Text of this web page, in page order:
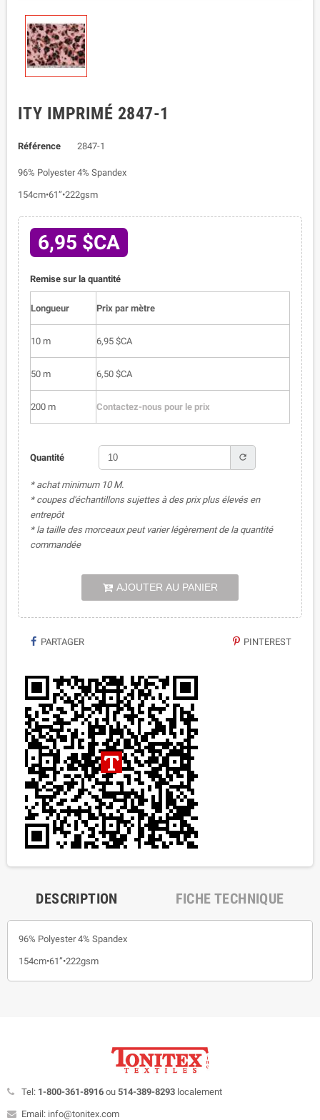
ITY IMPRIMÉ 2847-1
Référence 2847-1
96% Polyester 4% Spandex
154cm•61”•222gsm
6,95 $CA
Remise sur la quantité
Longueur Prix par mètre
10 m 6,95 $CA
50 m 6,50 $CA
200 m Contactez-nous pour le prix
Quantité refresh
* achat minimum 10 M.
* coupes d'échantillons sujettes à des prix plus élevés en
entrepôt
* la taille des morceaux peut varier légèrement de la quantité
commandée
AJOUTER AU PANIER
PARTAGER PINTEREST
DESCRIPTION FICHE TECHNIQUE
96% Polyester 4% Spandex
154cm•61”•222gsm
Tel: 1-800-361-8916 ou 514-389-8293 localement
Email: info@tonitex.com